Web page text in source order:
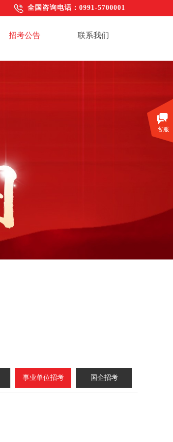
全国咨询电话：0991-5700001
招考公告 联系我们
事业单位招考 国企招考
客服